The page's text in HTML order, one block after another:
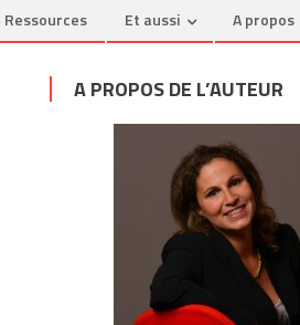
Ressources Et aussi A propos
A PROPOS DE L’AUTEUR